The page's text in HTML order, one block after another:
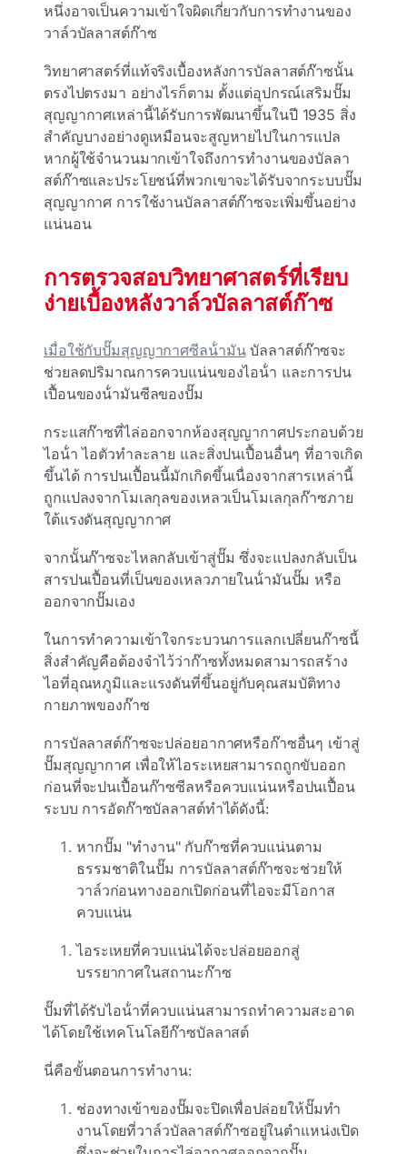
หนึ่งอาจเป็นความเข้าใจผิดเกี่ยวกับการทํางานของ
วาล์วบัลลาสต์ก๊าซ
วิทยาศาสตร์ที่แท้จริงเบื้องหลังการบัลลาสต์ก๊าซนั้น
ตรงไปตรงมา อย่างไรก็ตาม ตั้งแต่อุปกรณ์เสริมปั๊ม
สุญญากาศเหล่านี้ได้รับการพัฒนาขึ้นในปี 1935 สิ่ง
สําคัญบางอย่างดูเหมือนจะสูญหายไปในการแปล
หากผู้ใช้จํานวนมากเข้าใจถึงการทํางานของบัลลา
สต์ก๊าซและประโยชน์ที่พวกเขาจะได้รับจากระบบปั๊ม
สุญญากาศ การใช้งานบัลลาสต์ก๊าซจะเพิ่มขึ้นอย่าง
แน่นอน
การตรวจสอบวิทยาศาสตร์ที่เรียบ
ง่ายเบื้องหลังวาล์วบัลลาสต์ก๊าซ
เมื่อใช้กับปั๊มสุญญากาศซีลน้ํามันบัลลาสต์ก๊าซจะ
ช่วยลดปริมาณการควบแน่นของไอน้ํา และการปน
เปื้อนของน้ํามันซีลของปั๊ม
กระแสก๊าซที่ไล่ออกจากห้องสุญญากาศประกอบด้วย
ไอน้ํา ไอตัวทําละลาย และสิ่งปนเปื้อนอื่นๆ ที่อาจเกิด
ขึ้นได้ การปนเปื้อนนี้มักเกิดขึ้นเนื่องจากสารเหล่านี้
ถูกแปลงจากโมเลกุลของเหลวเป็นโมเลกุลก๊าซภาย
ใต้แรงดันสุญญากาศ
จากนั้นก๊าซจะไหลกลับเข้าสู่ปั๊ม ซึ่งจะแปลงกลับเป็น
สารปนเปื้อนที่เป็นของเหลวภายในน้ํามันปั๊ม หรือ
ออกจากปั๊มเอง
ในการทําความเข้าใจกระบวนการแลกเปลี่ยนก๊าซนี้
สิ่งสําคัญคือต้องจําไว้ว่าก๊าซทั้งหมดสามารถสร้าง
ไอที่อุณหภูมิและแรงดันที่ขึ้นอยู่กับคุณสมบัติทาง
กายภาพของก๊าซ
การบัลลาสต์ก๊าซจะปล่อยอากาศหรือก๊าซอื่นๆ เข้าสู่
ปั๊มสุญญากาศ เพื่อให้ไอระเหยสามารถถูกขับออก
ก่อนที่จะปนเปื้อนก๊าซซีลหรือควบแน่นหรือปนเปื้อน
ระบบ การอัดก๊าซบัลลาสต์ทําได้ดังนี้:
หากปั๊ม "ทํางาน" กับก๊าซที่ควบแน่นตาม
ธรรมชาติในปั๊ม การบัลลาสต์ก๊าซจะช่วยให้
วาล์วก่อนทางออกเปิดก่อนที่ไอจะมีโอกาส
ควบแน่น
ไอระเหยที่ควบแน่นได้จะปล่อยออกสู่
บรรยากาศในสถานะก๊าซ
ปั๊มที่ได้รับไอน้ําที่ควบแน่นสามารถทําความสะอาด
ได้โดยใช้เทคโนโลยีก๊าซบัลลาสต์
นี่คือขั้นตอนการทํางาน:
ช่องทางเข้าของปั๊มจะปิดเพื่อปล่อยให้ปั๊มทํา
งานโดยที่วาล์วบัลลาสต์ก๊าซอยู่ในตําแหน่งเปิด